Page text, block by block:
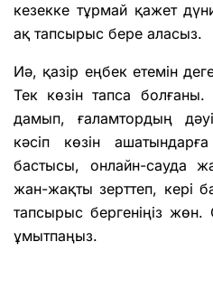
кезекке тұрмай қажет
ақ тапсырыс бере аласыз.
Иә, қазір еңбек етемін
Тек көзін тапса болғаны.
дамып, ғаламтордың
кәсіп көзін
бастысы, онлайн-сауда
жан-жақты зерттеп, кері
тапсырыс бергеніңіз
ұмытпаңыз.